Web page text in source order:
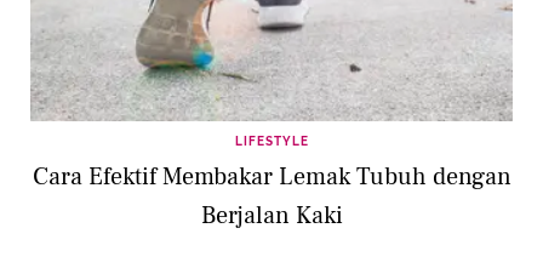
LIFESTYLE
Cara Efektif Membakar Lemak Tubuh dengan
Berjalan Kaki